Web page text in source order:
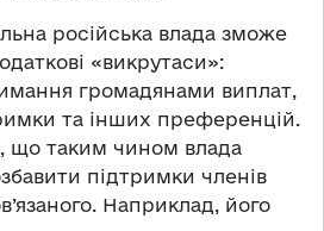
російська влада зможе
«викрутаси»:
громадянами виплат,
та інших преференцій.
що таким чином влада
підтримки членів
Наприклад, його